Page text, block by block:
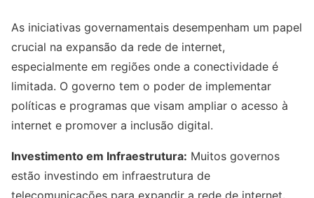
As iniciativas governamentais desempenham um papel
crucial na expansão da rede de internet,
especialmente em regiões onde a conectividade é
limitada. O governo tem o poder de implementar
políticas e programas que visam ampliar o acesso à
internet e promover a inclusão digital.
Investimento em Infraestrutura: Muitos governos
estão investindo em infraestrutura de